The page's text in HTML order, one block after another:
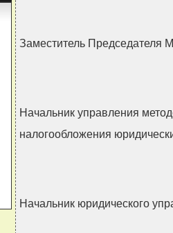
Заместитель
Начальник управления
налогообложения
Начальник юридического